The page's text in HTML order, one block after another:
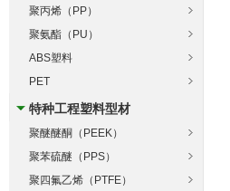
聚丙烯（PP）
聚氨酯（PU）
ABS塑料
PET
特种工程塑料型材
聚醚醚酮（PEEK）
聚苯硫醚（PPS）
聚四氟乙烯（PTFE）